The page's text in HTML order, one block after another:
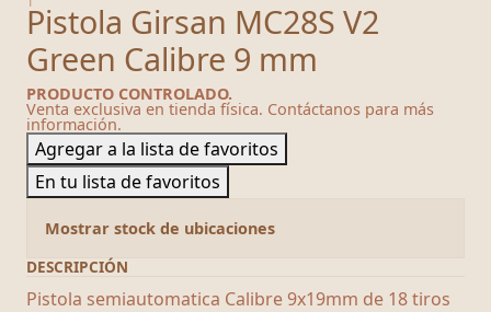
Pistola Girsan MC28S V2
Green Calibre 9 mm
PRODUCTO CONTROLADO.
Venta exclusiva en tienda física. Contáctanos para más
información.
Agregar a la lista de favoritos
En tu lista de favoritos
Mostrar stock de ubicaciones
DESCRIPCIÓN
Pistola semiautomatica Calibre 9x19mm de 18 tiros